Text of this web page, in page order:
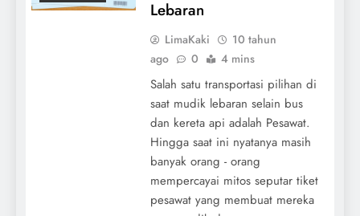
Lebaran
LimaKaki
10 tahun
ago
0 4 mins
Salah satu transportasi pilihan di
saat mudik lebaran selain bus
dan kereta api adalah Pesawat.
Hingga saat ini nyatanya masih
banyak orang - orang
mempercayai mitos seputar tiket
pesawat yang membuat mereka